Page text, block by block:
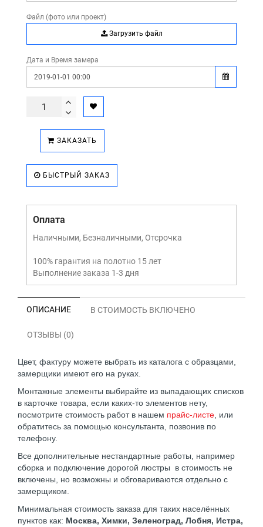
Файл (фото или проект)
Загрузить файл
Дата и Время замера
ЗАКАЗАТЬ
БЫСТРЫЙ ЗАКАЗ
Оплата
Наличными, Безналичными, Отсрочка
100% гарантия на полотно 15 лет
Выполнение заказа 1-3 дня
ОПИСАНИЕ В СТОИМОСТЬ ВКЛЮЧЕНО
ОТЗЫВЫ (0)
Цвет, фактуру можете выбрать из каталога с образцами,
замерщики имеют его на руках.
Монтажные элементы выбирайте из выпадающих списков
в карточке товара, если каких-то элементов нету,
посмотрите стоимость работ в нашем прайс-листе, или
обратитесь за помощью консультанта, позвонив по
телефону.
Все дополнительные нестандартные работы, например
сборка и подключение дорогой люстры в стоимость не
включены, но возможны и обговариваются отдельно с
замерщиком.
Минимальная стоимость заказа для таких населённых
пунктов как: Москва, Химки, Зеленоград, Лобня, Истра,